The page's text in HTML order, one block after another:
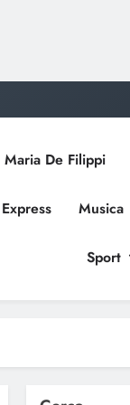
De Filippi
Musica
Sport